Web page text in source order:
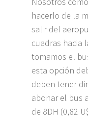
hacerlo de la
salir del
cuadras hacia
tomamos el
esta opción
deben tener
abonar el bus
de 8DH (0,82